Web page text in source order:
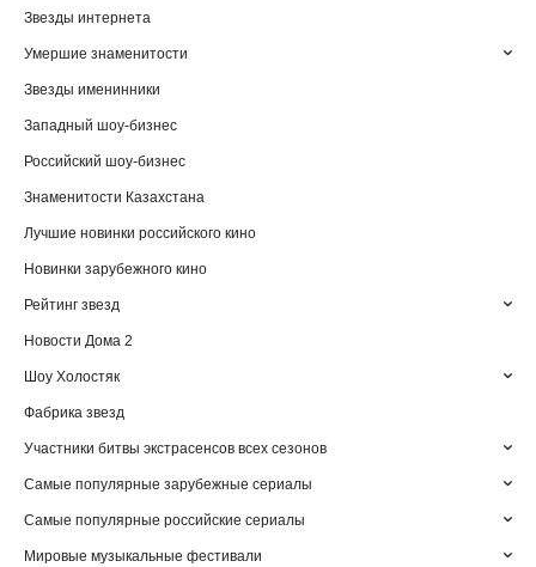
Звезды интернета
Умершие знаменитости
Звезды именинники
Западный шоу-бизнес
Российский шоу-бизнес
Знаменитости Казахстана
Лучшие новинки российского кино
Новинки зарубежного кино
Рейтинг звезд
Новости Дома 2
Шоу Холостяк
Фабрика звезд
Участники битвы экстрасенсов всех сезонов
Самые популярные зарубежные сериалы
Самые популярные российские сериалы
Мировые музыкальные фестивали